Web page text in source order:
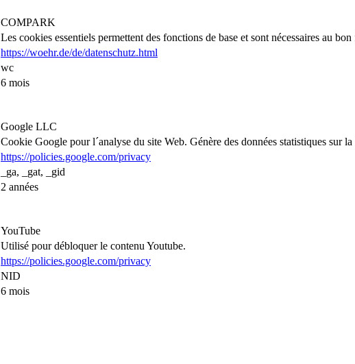
COMPARK
Les cookies essentiels permettent des fonctions de base et sont nécessaires au
https://woehr.de/de/datenschutz.html
wc
6 mois
Google LLC
Cookie Google pour l´analyse du site Web. Génère des données statistiques sur
https://policies.google.com/privacy
_ga, _gat, _gid
2 années
YouTube
Utilisé pour débloquer le contenu Youtube.
https://policies.google.com/privacy
NID
6 mois